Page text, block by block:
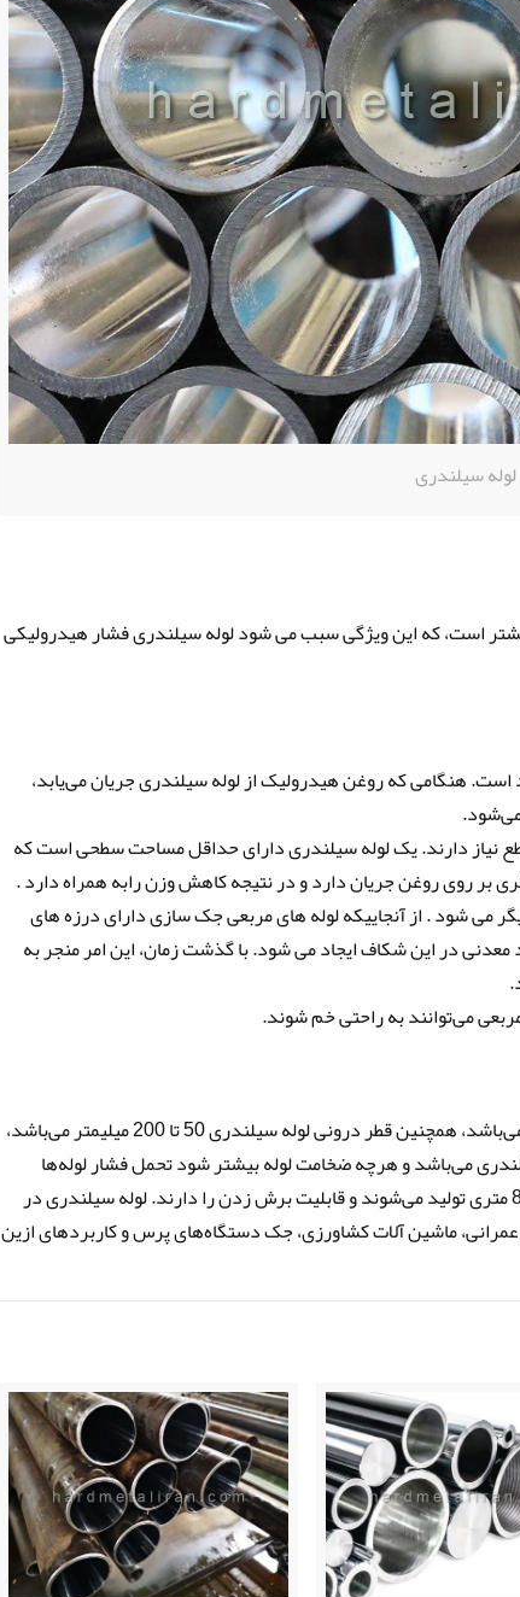
لوله سیلندری
است، که این ویژگی سبب می شود لوله سیلندری فشار هیدرولیکی
هنگامی که روغن هیدرولیک از لوله سیلندری جریان می‌یابد،
نیاز دارند. یک لوله سیلندری دارای حداقل مساحت سطحی است که
بر روی روغن جریان دارد و در نتیجه کاهش وزن رابه همراه دارد .
می شود . از آنجاییکه لوله های مربعی جک سازی دارای درزه های
در این شکاف ایجاد می شود. با گذشت زمان، این امر منجر به
قطر خارجی لوله سیلندری پرکاربرد از 60 تا 230 میلیمتر می‌باشد، همچنین قطر درونی لوله سیلندری 50 تا 200 میلیمتر می‌باشد،
می‌باشد و هرچه ضخامت لوله بیشتر شود تحمل فشار لوله‌ها
بیشتر می‌شود. همچنین لوله سیلندری در شاخه‌های 6 تا 8 متری تولید می‌شوند و قابلیت برش زدن را دارند. لوله سیلندری در
ماشین آلات کشاورزی، جک دستگاه‌های پرس و کاربردهای ازین